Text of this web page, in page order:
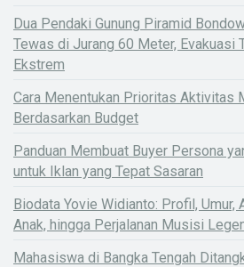
Dua Pendaki Gunung Piramid
Tewas di Jurang 60 Meter, Evakuasi
Ekstrem
Cara Menentukan Prioritas Aktivitas
Berdasarkan Budget
Panduan Membuat Buyer Persona
untuk Iklan yang Tepat Sasaran
Biodata Yovie Widianto: Profil, Umur,
Anak, hingga Perjalanan Musisi
Mahasiswa di Bangka Tengah